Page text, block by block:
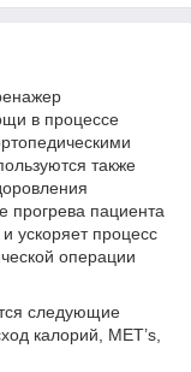
в процессе
также
прогрева пациента
ускоряет процесс
операции
следующие
калорий, MET’s,